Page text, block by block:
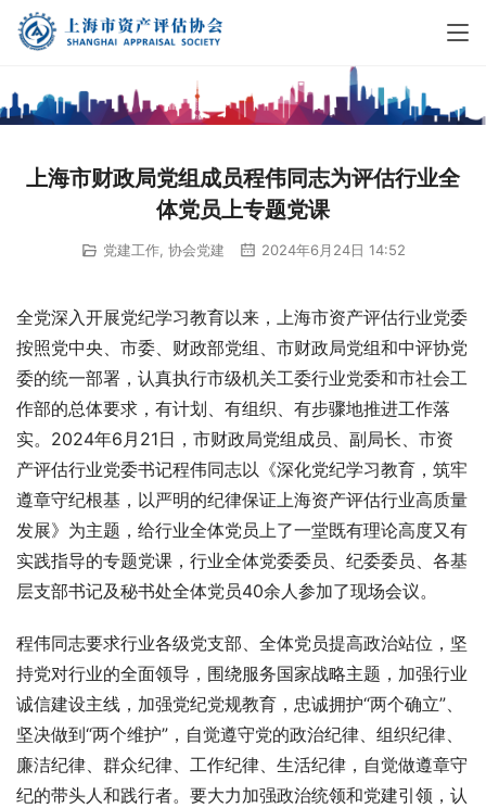
上海市财政局党组成员程伟同志为评估行业全
体党员上专题党课
党建工作, 协会党建 2024年6月24日 14:52
全党深入开展党纪学习教育以来，上海市资产评估行业党委
按照党中央、市委、财政部党组、市财政局党组和中评协党
委的统一部署，认真执行市级机关工委行业党委和市社会工
作部的总体要求，有计划、有组织、有步骤地推进工作落
实。2024年6月21日，市财政局党组成员、副局长、市资
产评估行业党委书记程伟同志以《深化党纪学习教育，筑牢
遵章守纪根基，以严明的纪律保证上海资产评估行业高质量
发展》为主题，给行业全体党员上了一堂既有理论高度又有
实践指导的专题党课，行业全体党委委员、纪委委员、各基
层支部书记及秘书处全体党员40余人参加了现场会议。
程伟同志要求行业各级党支部、全体党员提高政治站位，坚
持党对行业的全面领导，围绕服务国家战略主题，加强行业
诚信建设主线，加强党纪党规教育，忠诚拥护“两个确立”、
坚决做到“两个维护”，自觉遵守党的政治纪律、组织纪律、
廉洁纪律、群众纪律、工作纪律、生活纪律，自觉做遵章守
纪的带头人和践行者。要大力加强政治统领和党建引领，认